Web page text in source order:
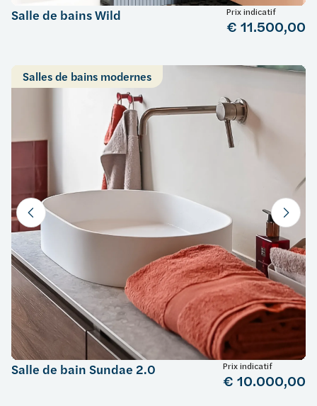
Salle de bains Wild Prix indicatif
€ 11.500,00
Salles de bains modernes
Salle de bain Sundae 2.0 Prix indicatif
€ 10.000,00